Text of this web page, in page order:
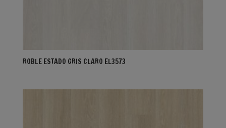
ROBLE ESTADO GRIS CLARO EL3573